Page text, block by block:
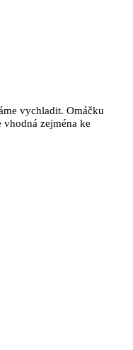
vychladit. Omáčku
zejména ke